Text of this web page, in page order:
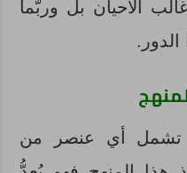
الأحيان بل وربّما
الدور.
تشمل أي عنصر من